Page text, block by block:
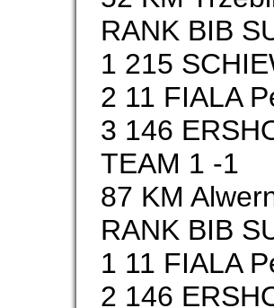
RANK BIB
1 215
2 11 FIALA
3 146
TEAM 1 -1
87 KM
RANK BIB
1 11 FIALA
2 146